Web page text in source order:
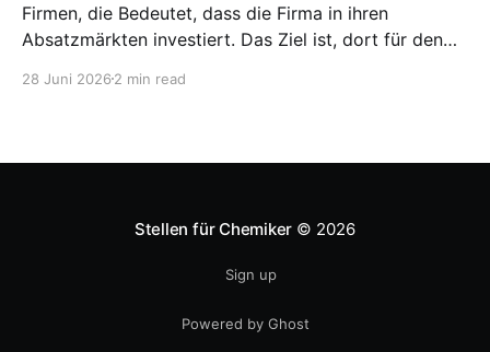
Firmen, die Bedeutet, dass die Firma in ihren
Absatzmärkten investiert. Das Ziel ist, dort für den
entwickeln. Diese Strategie ist von Toyota bekannt,
28 Juni 2026 2 min read
Stellen für Chemiker © 2026
Sign up
Powered by Ghost